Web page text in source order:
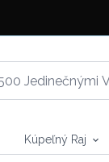
Kúpeľný Raj